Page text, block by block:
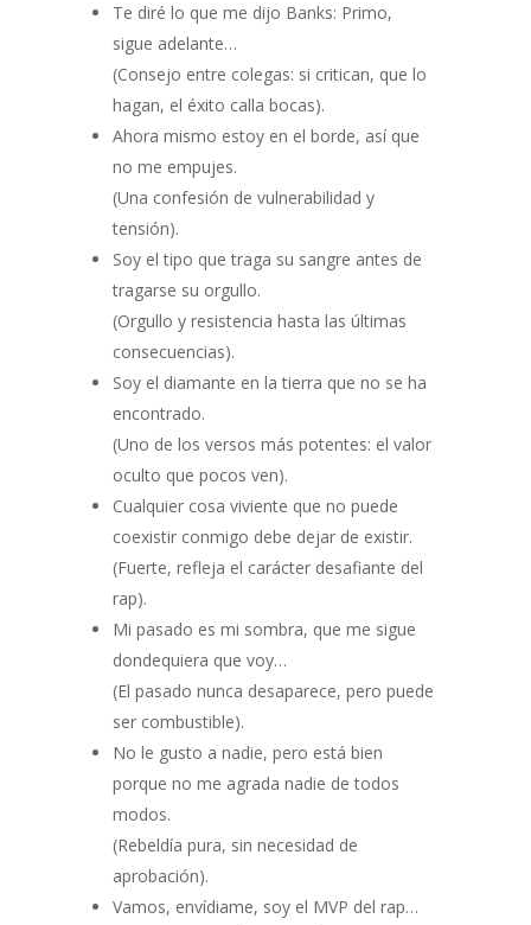
Te diré lo que me dijo Banks: Primo,
sigue adelante…
(Consejo entre colegas: si critican, que lo
hagan, el éxito calla bocas).
Ahora mismo estoy en el borde, así que
no me empujes.
(Una confesión de vulnerabilidad y
tensión).
Soy el tipo que traga su sangre antes de
tragarse su orgullo.
(Orgullo y resistencia hasta las últimas
consecuencias).
Soy el diamante en la tierra que no se ha
encontrado.
(Uno de los versos más potentes: el valor
oculto que pocos ven).
Cualquier cosa viviente que no puede
coexistir conmigo debe dejar de existir.
(Fuerte, refleja el carácter desafiante del
rap).
Mi pasado es mi sombra, que me sigue
dondequiera que voy…
(El pasado nunca desaparece, pero puede
ser combustible).
No le gusto a nadie, pero está bien
porque no me agrada nadie de todos
modos.
(Rebeldía pura, sin necesidad de
aprobación).
Vamos, envídiame, soy el MVP del rap…